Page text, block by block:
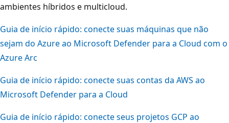
ambientes híbridos e multicloud.
Guia de início rápido: conecte suas máquinas que não
sejam do Azure ao Microsoft Defender para a Cloud com o
Azure Arc
Guia de início rápido: conecte suas contas da AWS ao
Microsoft Defender para a Cloud
Guia de início rápido: conecte seus projetos GCP ao